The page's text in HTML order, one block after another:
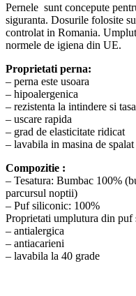
Pernele sunt concepute
siguranta. Dosurile folosite
controlat in Romania.
normele de igiena din UE.
Proprietati perna:
– perna este usoara
– hipoalergenica
– rezistenta la intindere si
– uscare rapida
– grad de elasticitate ridicat
– lavabila in masina de
Compozitie :
– Tesatura: Bumbac 100%
parcursul noptii)
– Puf siliconic: 100%
Proprietati umplutura din puf
– antialergica
– antiacarieni
– lavabila la 40 grade